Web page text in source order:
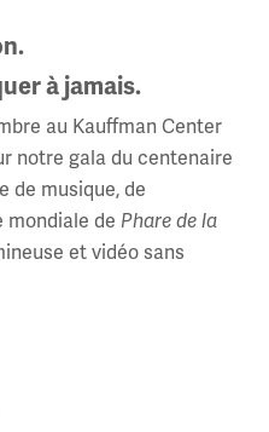
du musée
à jamais.
au Kauffman Center
notre gala du centenaire
de musique, de
mondiale de Phare de la
et vidéo sans